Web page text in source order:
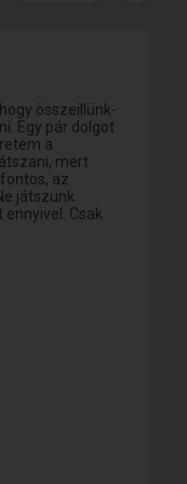
összeillünk-
Egy pár dolgot
a
mert
az
játszunk
Csak